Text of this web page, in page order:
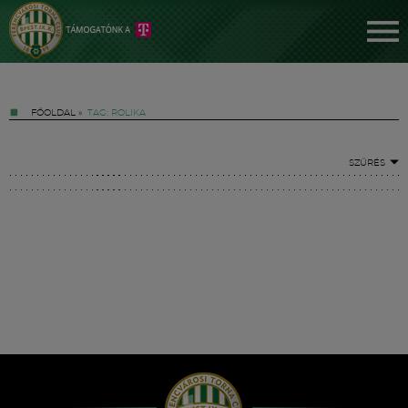
FŐOLDAL » TAG: ROLIKA
SZŰRÉS
Hírek